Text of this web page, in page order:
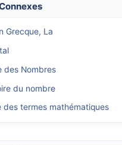
Grecque, La
des Nombres
du nombre
des termes mathématiques